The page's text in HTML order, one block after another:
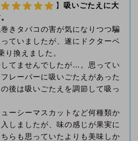
】 吸いごたえに大
きタバコの害が気になりつつ騙
っていましたが、遂にドクターベ
り換えました。
てませんでしたが…。思ってい
レーバーに吸いごたえがあった
後は吸いごたえを調節して吸っ
ーシーマスカットなど何種類か
しましたが、味の感じが果実に
らも思っていたよりも美味しか